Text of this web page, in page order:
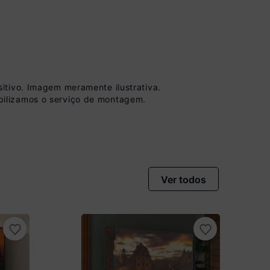
no Boleto
Imagem meramente ilustrativa.
o serviço de montagem.
Ver todos